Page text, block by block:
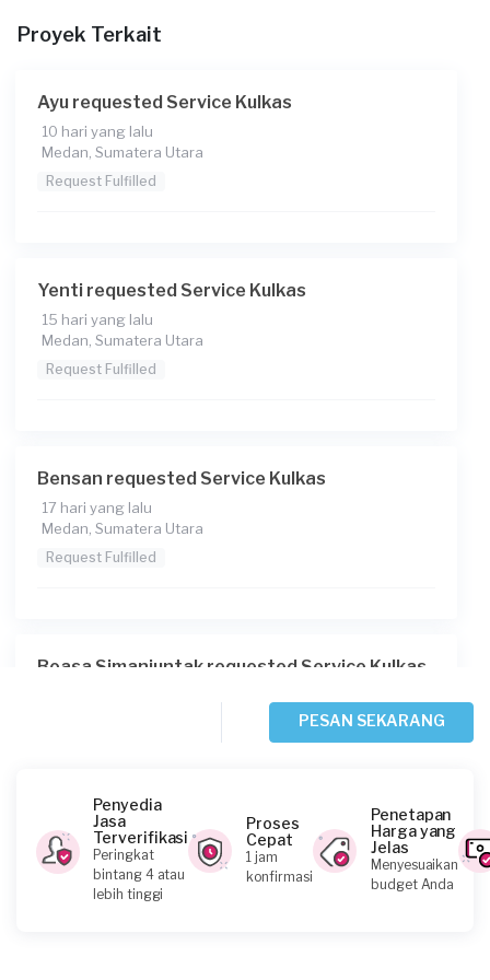
Proyek Terkait
Ayu requested Service Kulkas
10 hari yang lalu
Medan, Sumatera Utara
Request Fulfilled
Yenti requested Service Kulkas
15 hari yang lalu
Medan, Sumatera Utara
Request Fulfilled
Bensan requested Service Kulkas
17 hari yang lalu
Medan, Sumatera Utara
Request Fulfilled
Boasa Simanjuntak requested Service Kulkas
Nica requested Service Kulkas
4 bulan yang lalu
Medan, Sumatera Utara
PESAN SEKARANG
Penyedia
Jasa
Terverifikasi
Peringkat
bintang 4 atau
lebih tinggi
Proses
Cepat
1 jam
konfirmasi
Penetapan
Harga yang
Jelas
Menyesuaikan
budget Anda